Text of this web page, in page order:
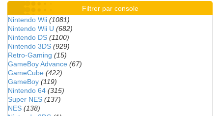
Filtrer par console
Nintendo Wii (1081)
Nintendo Wii U (682)
Nintendo DS (1100)
Nintendo 3DS (929)
Retro-Gaming (15)
GameBoy Advance (67)
GameCube (422)
GameBoy (119)
Nintendo 64 (315)
Super NES (137)
NES (138)